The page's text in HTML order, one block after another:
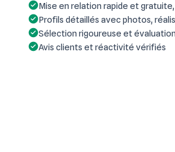
Mise en relation rapide et
Profils détaillés avec photos,
Sélection rigoureuse et
Avis clients et réactivité vérifiés